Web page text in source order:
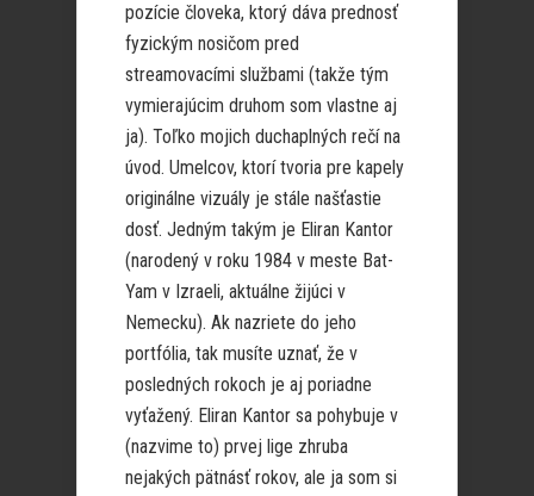
pozície človeka, ktorý dáva prednosť
fyzickým nosičom pred
streamovacími službami (takže tým
vymierajúcim druhom som vlastne aj
ja). Toľko mojich duchaplných rečí na
úvod. Umelcov, ktorí tvoria pre kapely
originálne vizuály je stále našťastie
dosť. Jedným takým je Eliran Kantor
(narodený v roku 1984 v meste Bat-
Yam v Izraeli, aktuálne žijúci v
Nemecku). Ak nazriete do jeho
portfólia, tak musíte uznať, že v
posledných rokoch je aj poriadne
vyťažený. Eliran Kantor sa pohybuje v
(nazvime to) prvej lige zhruba
nejakých pätnásť rokov, ale ja som si